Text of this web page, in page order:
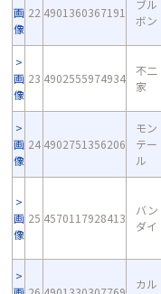
画
像
22 4901360367191
ブル
ボン
画
像
23 4902555974934
不二
家
画
像
24 4902751356206
モン
テー
ル
画
像
25 4570117928413
バン
ダイ
カル